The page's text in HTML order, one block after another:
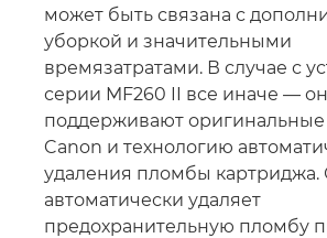
может быть связана с
уборкой и значительными
времязатратами. В случае с
серии MF260 II все иначе —
поддерживают
Canon и технологию
удаления пломбы картриджа.
автоматически удаляет
предохранительную пломбу